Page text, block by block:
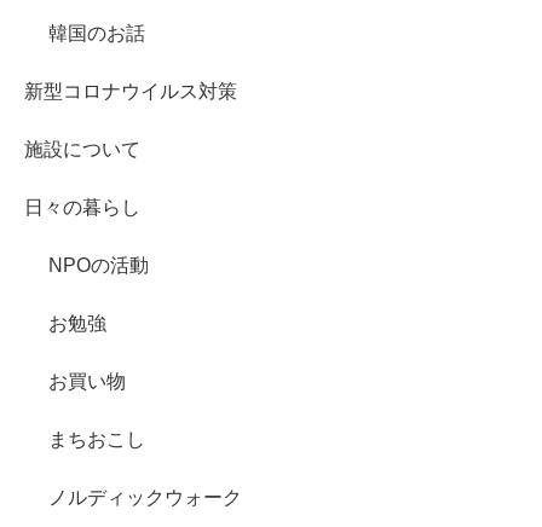
韓国のお話
新型コロナウイルス対策
施設について
日々の暮らし
NPOの活動
お勉強
お買い物
まちおこし
ノルディックウォーク